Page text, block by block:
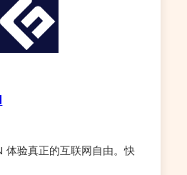
验真正的互联网自由。快